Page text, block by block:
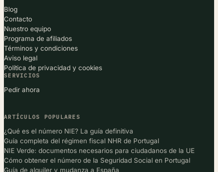
Blog
Contacto
Nuestro equipo
Programa de afiliados
Términos y condiciones
Aviso legal
Política de privacidad y cookies
SERVICIOS
Pedir ahora
ARTÍCULOS POPULARES
¿Qué es el número NIE? La guía definitiva
Guía completa del régimen fiscal NHR de Portugal
NIE Verde: documentos necesarios para ciudadanos de la UE
Cómo obtener el número de la Seguridad Social en Portugal
Guía de alquiler y mudanza a España